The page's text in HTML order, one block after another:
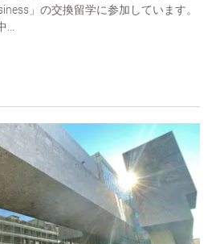
」の交換留学に参加しています。